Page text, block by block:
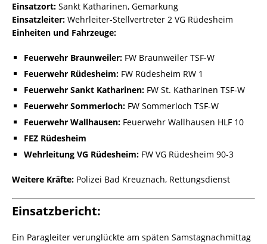
Einsatzort: Sankt Katharinen, Gemarkung
Einsatzleiter: Wehrleiter-Stellvertreter 2 VG Rüdesheim
Einheiten und Fahrzeuge:
Feuerwehr Braunweiler: FW Braunweiler TSF-W
Feuerwehr Rüdesheim: FW Rüdesheim RW 1
Feuerwehr Sankt Katharinen: FW St. Katharinen TSF-W
Feuerwehr Sommerloch: FW Sommerloch TSF-W
Feuerwehr Wallhausen: Feuerwehr Wallhausen HLF 10
FEZ Rüdesheim
Wehrleitung VG Rüdesheim: FW VG Rüdesheim 90-3
Weitere Kräfte: Polizei Bad Kreuznach, Rettungsdienst
Einsatzbericht:
Ein Paragleiter verunglückte am späten Samstagnachmittag